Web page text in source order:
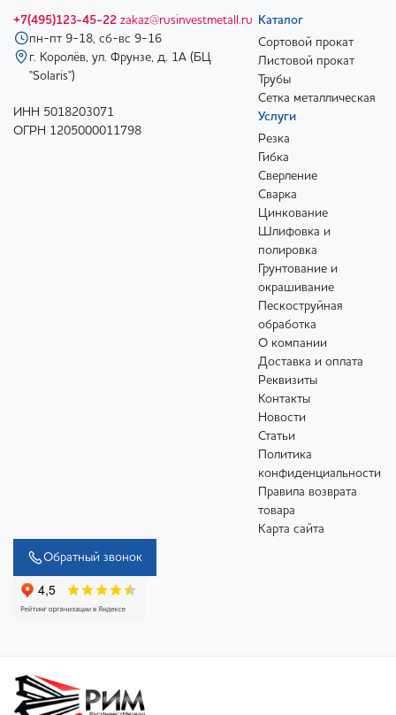
+7(495)123-45-22 zakaz@rusinvestmetall.ru
пн-пт 9-18, сб-вс 9-16
г. Королёв, ул. Фрунзе, д. 1А (БЦ
"Solaris")
ИНН 5018203071
ОГРН 1205000011798
Каталог
Сортовой прокат
Листовой прокат
Трубы
Сетка металлическая
Услуги
Резка
Гибка
Сверление
Сварка
Цинкование
Шлифовка и
полировка
Грунтование и
окрашивание
Пескоструйная
обработка
О компании
Доставка и оплата
Реквизиты
Контакты
Новости
Статьи
Политика
конфиденциальности
Правила возврата
товара
Карта сайта
Обратный звонок